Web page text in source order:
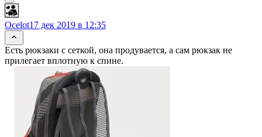
Ocelot17 дек 2019 в 12:35
Есть рюкзаки с сеткой, она продувается, а сам рюкзак не
прилегает вплотную к спине.